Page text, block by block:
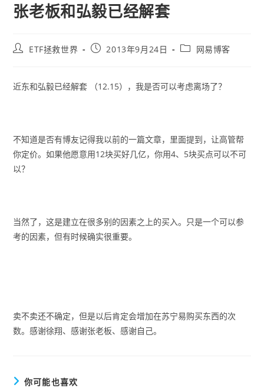
张老板和弘毅已经解套
PostETF拯救世界
Post2013年9月24日
Post网易博客
近东和弘毅已经解套 （12.15），我是否可以考虑离场了？
不知道是否有博友记得我以前的一篇文章，里面提到，让高管帮
你定价。如果他愿意用12块买好几亿，你用4、5块买点可以不可
以？
当然了，这是建立在很多别的因素之上的买入。只是一个可以参
考的因素，但有时候确实很重要。
卖不卖还不确定，但是以后肯定会增加在苏宁易购买东西的次
数。感谢徐翔、感谢张老板、感谢自己。
你可能也喜欢